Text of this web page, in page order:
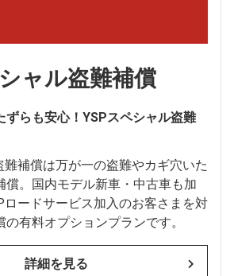
ャル盗難補償
ずらも安心！YSPスペシャル盗難
難補償は万が一の盗難やカギ穴いた
償。国内モデル新車・中古車も加
ロードサービス加入のお客さまを対
有料オプションプランです。
詳細を見る